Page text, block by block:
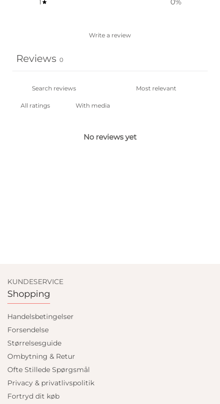
Write a review
Reviews 0
With media
No reviews yet
KUNDESERVICE
Shopping
Handelsbetingelser
Forsendelse
Størrelsesguide
Ombytning & Retur
Ofte Stillede Spørgsmål
Privacy & privatlivspolitik
Fortryd dit køb